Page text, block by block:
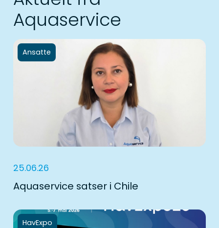
Aquaservice
Ansatte
25.06.26
Aquaservice satser i Chile
HavExpo